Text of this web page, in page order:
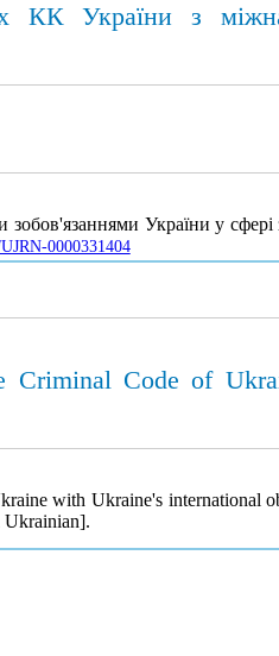
КК України з
України у сфері
0000331404
Criminal Code of
with Ukraine's international